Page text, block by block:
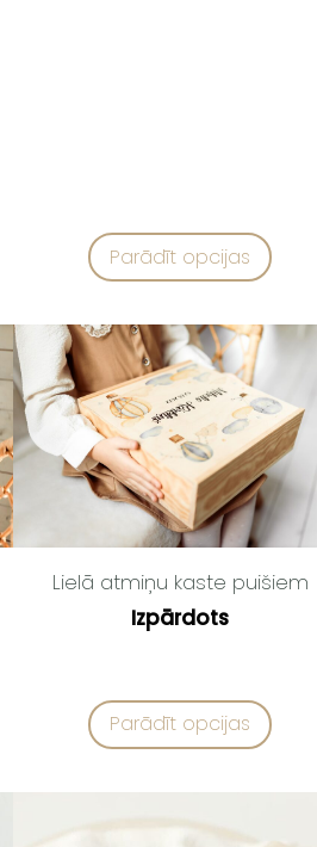
Parādīt opcijas
Lielā atmiņu kaste puišiem
Izpārdots
Parādīt opcijas